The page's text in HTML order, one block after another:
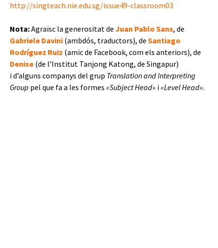
http://singteach.nie.edu.sg/issue49-classroom03
Nota:Agraïsc la generositat de Juan Pablo Sans, de
Gabriele Davini (ambdós, traductors), de Santiago
Rodríguez Ruiz (amic de Facebook, com els anteriors), de
Denise (de l’Institut Tanjong Katong, de Singapur)
i d’alguns companys del grup Translation and Interpreting
Group pel que fa a les formes «Subject Head» i«Level Head».